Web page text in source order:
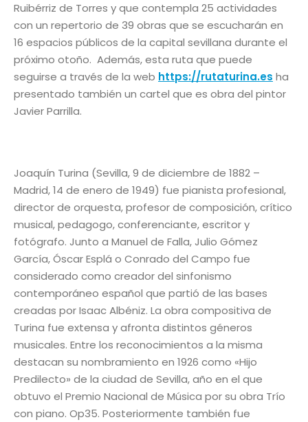
Ruibérriz de Torres y que contempla 25 actividades
con un repertorio de 39 obras que se escucharán en
16 espacios públicos de la capital sevillana durante el
próximo otoño. Además, esta ruta que puede
seguirse a través de la web https://rutaturina.es ha
presentado también un cartel que es obra del pintor
Javier Parrilla.
Joaquín Turina (Sevilla, 9 de diciembre de 1882 –
Madrid, 14 de enero de 1949) fue pianista profesional,
director de orquesta, profesor de composición, crítico
musical, pedagogo, conferenciante, escritor y
fotógrafo. Junto a Manuel de Falla, Julio Gómez
García, Óscar Esplá o Conrado del Campo fue
considerado como creador del sinfonismo
contemporáneo español que partió de las bases
creadas por Isaac Albéniz. La obra compositiva de
Turina fue extensa y afronta distintos géneros
musicales. Entre los reconocimientos a la misma
destacan su nombramiento en 1926 como «Hijo
Predilecto» de la ciudad de Sevilla, año en el que
obtuvo el Premio Nacional de Música por su obra Trío
con piano. Op35. Posteriormente también fue